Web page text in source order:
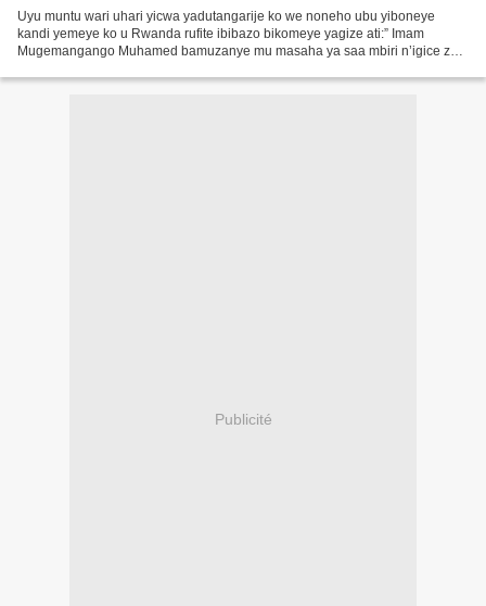
Uyu muntu wari uhari yicwa yadutangarije ko we noneho ubu yiboneye
kandi yemeye ko u Rwanda rufite ibibazo bikomeye yagize ati:” Imam
Mugemangango Muhamed bamuzanye mu masaha ya saa mbiri n’igice za
Publicité